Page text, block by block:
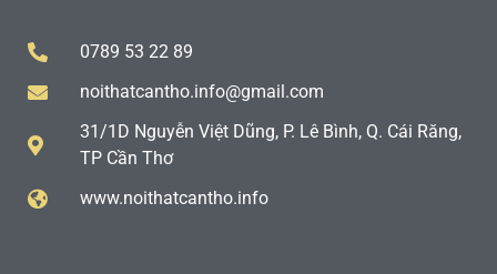
0789 53 22 89
noithatcantho.info@gmail.com
31/1D Nguyễn Việt Dũng, P. Lê Bình, Q. Cái Răng,
TP Cần Thơ
www.noithatcantho.info